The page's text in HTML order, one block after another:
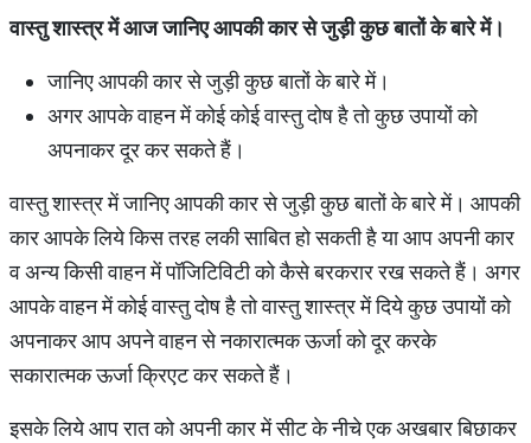
वास्तुशास्त्रमेंआजजानिएआपकीकारसेजुड़ीकुछबातोंकेबारेमें।
जानिए आपकी कार से जुड़ी कुछ बातों के बारे में।
अगर आपके वाहन में कोई कोई वास्तु दोष है तो कुछ उपायों को
अपनाकर दूर कर सकते हैं।
वास्तु शास्त्र में जानिए आपकी कार से जुड़ी कुछ बातों के बारे में। आपकी
कार आपके लिये किस तरह लकी साबित हो सकती है या आप अपनी कार
व अन्य किसी वाहन में पॉजिटिविटी को कैसे बरकरार रख सकते हैं। अगर
आपके वाहन में कोई वास्तु दोष है तो वास्तु शास्त्र में दिये कुछ उपायों को
अपनाकर आप अपने वाहन से नकारात्मक ऊर्जा को दूर करके
सकारात्मक ऊर्जा क्रिएट कर सकते हैं।
इसके लिये आप रात को अपनी कार में सीट के नीचे एक अखबार बिछाकर